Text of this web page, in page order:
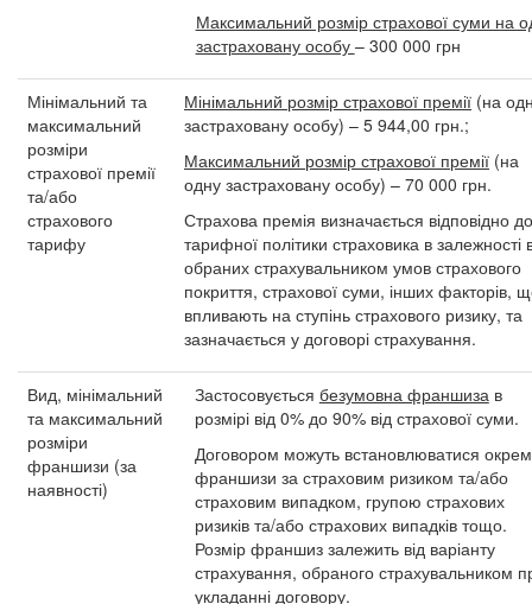
Максимальний розмір страхової суми на
застраховану особу – 300 000 грн
Мінімальний та
максимальний
розміри
страхової премії
та/або
страхового
тарифу
Мінімальний розмір страхової премії (на
застраховану особу) – 5 944,00 грн.;
Максимальний розмір страхової премії (на
одну застраховану особу) – 70 000 грн.
Страхова премія визначається відповідно до
тарифної політики страховика в залежності
обраних страхувальником умов страхового
покриття, страхової суми, інших факторів,
впливають на ступінь страхового ризику, та
зазначається у договорі страхування.
Вид, мінімальний
та максимальний
розміри
франшизи (за
наявності)
Застосовується безумовна франшизав
розмірі від 0% до 90% від страхової суми.
Договором можуть встановлюватися
франшизи за страховим ризиком та/або
страховим випадком, групою страхових
ризиків та/або страхових випадків тощо.
Розмір франшиз залежить від варіанту
страхування, обраного страхувальником
укладанні договору.